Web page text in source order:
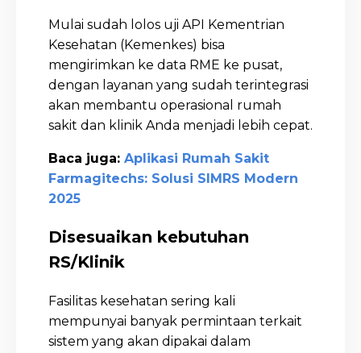
Mulai sudah lolos uji API Kementrian
Kesehatan (Kemenkes) bisa
mengirimkan ke data RME ke pusat,
dengan layanan yang sudah terintegrasi
akan membantu operasional rumah
sakit dan klinik Anda menjadi lebih cepat.
Baca juga: Aplikasi Rumah Sakit
Farmagitechs: Solusi SIMRS Modern
2025
Disesuaikan kebutuhan
RS/Klinik
Fasilitas kesehatan sering kali
mempunyai banyak permintaan terkait
sistem yang akan dipakai dalam